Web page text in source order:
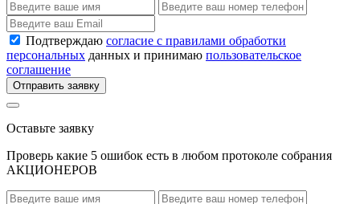
Подтверждаю согласие с правилами обработки
персональных данных и принимаю пользовательское
соглашение
Отправить заявку
Оставьте заявку
Проверь какие 5 ошибок есть в любом протоколе собрания
АКЦИОНЕРОВ